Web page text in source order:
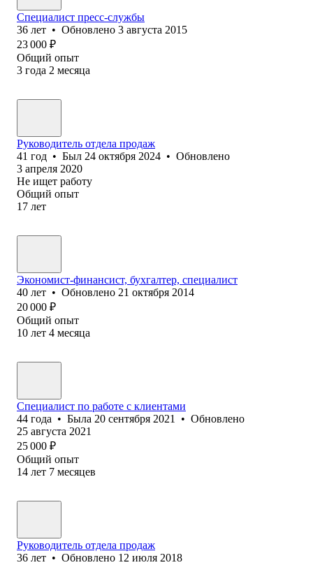
Специалист пресс-службы
36 лет • Обновлено 3 августа 2015
23 000 ₽
Общий опыт
3 года 2 месяца
Руководитель отдела продаж
41 год • Был 24 октября 2024 • Обновлено
3 апреля 2020
Не ищет работу
Общий опыт
17 лет
Экономист-финансист, бухгалтер, специалист
40 лет • Обновлено 21 октября 2014
20 000 ₽
Общий опыт
10 лет 4 месяца
Специалист по работе с клиентами
44 года • Была 20 сентября 2021 • Обновлено
25 августа 2021
25 000 ₽
Общий опыт
14 лет 7 месяцев
Руководитель отдела продаж
36 лет • Обновлено 12 июля 2018